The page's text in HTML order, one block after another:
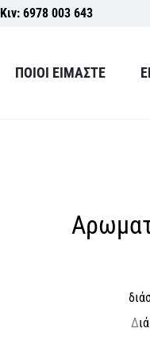
Κιν: 6978 003 643
ΠΟΙΟΙ ΕΙΜΑΣΤΕ
Δ